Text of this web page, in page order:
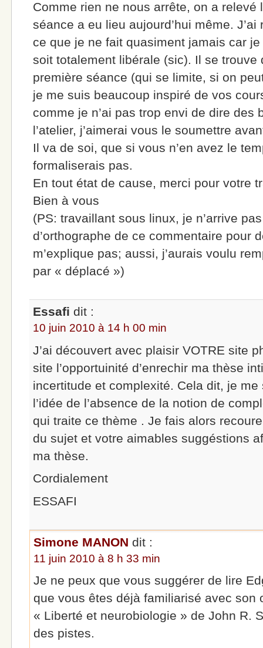
Comme rien ne nous arrête, on a
séance a eu lieu aujourd’hui même.
ce que je ne fait quasiment jamais car
soit totalement libérale (sic). Il se trouve
première séance (qui se limite, si on
je me suis beaucoup inspiré de vos
comme je n’ai pas trop envi de dire des
l’atelier, j’aimerai vous le soumettre
Il va de soi, que si vous n’en avez le
formaliserais pas.
En tout état de cause, merci pour votre
Bien à vous
(PS: travaillant sous linux, je n’arrive
d’orthographe de ce commentaire pour
m’explique pas; aussi, j’aurais voulu
par « déplacé »)
Essafi dit :
10 juin 2010 à 14 h 00 min
J’ai découvert avec plaisir VOTRE site
site l’opportuinité d’enrechir ma thèse
incertitude et complexité. Cela dit, je
l’idée de l’absence de la notion de
qui traite ce thème . Je fais alors
du sujet et votre aimables suggéstions
ma thèse.
Cordialement
ESSAFI
Simone MANON dit :
11 juin 2010 à 8 h 33 min
Je ne peux que vous suggérer de lire
que vous êtes déjà familiarisé avec son
« Liberté et neurobiologie » de John R.
des pistes.